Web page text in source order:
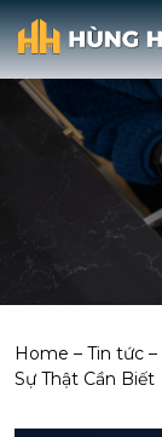
Home – Tin tức –
Sự Thật Cần Biết